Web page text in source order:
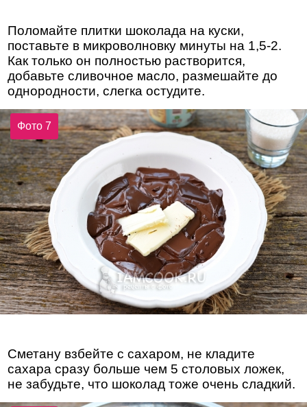
Поломайте плитки шоколада на куски,
поставьте в микроволновку минуты на 1,5-2.
Как только он полностью растворится,
добавьте сливочное масло, размешайте до
однородности, слегка остудите.
Фото 7
Сметану взбейте с сахаром, не кладите
сахара сразу больше чем 5 столовых ложек,
не забудьте, что шоколад тоже очень сладкий.